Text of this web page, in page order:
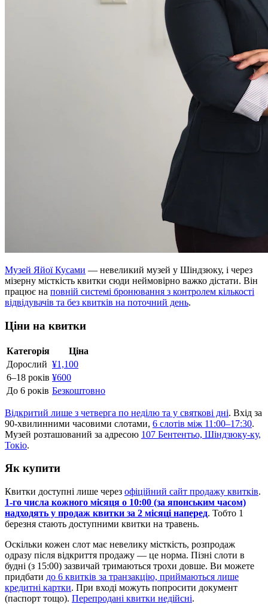
Музей Яйої Кусами — невеликий музей у Шіндзюку, і через
мізерну місткість квитки сюди неймовірно важко дістати. Він
працює на повній системі бронювання з контролем кількості
відвідувачів та без квитків на поточний день.
Ціни на квитки
Категорія
Ціна
Дорослий ¥1,100
6–18 років ¥600
До 6 років Безкоштовно
Відкритий лише з четверга по неділю та у святкові дні. Вхід за
90-хвилинними часовими слотами, 6 слотів між 11:00–17:30.
Музей розташований за адресою 107 Бентентьо, Шіндзюку-ку,
Токіо.
Як купити
Квитки доступні лише через офіційний сайт продажу квитків.
1-го числа кожного місяця о 10:00 (за японським часом)
надходять у продаж квитки за 2 місяці наперед. Тобто 1
березня стають доступними квитки на травень.
Оскільки кожен слот має невелику місткість, розпродаж
одразу після відкриття продажу — це норма. Пізні слоти в
будні (з 15:00) зазвичай тримаються трохи довше. Ви можете
придбати до 6 квитків за транзакцію, приймаються лише
кредитні картки. При вході можуть попросити документ
(паспорт тощо). Перепродані квитки недійсні.